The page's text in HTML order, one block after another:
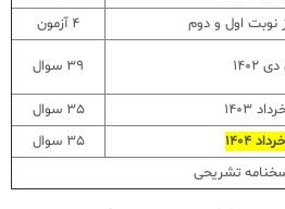
نوبت اول و دوم
4 آزمون
1402 39 سوال
1403
35 سوال
1404
35 سوال
تشریحی